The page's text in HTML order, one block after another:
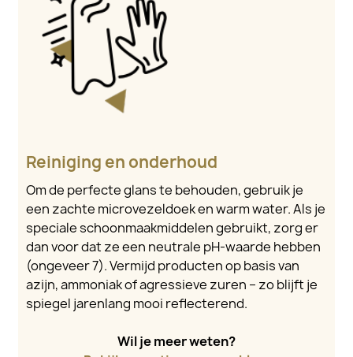
Reiniging en onderhoud
Om de perfecte glans te behouden, gebruik je
een zachte microvezeldoek en warm water. Als je
speciale schoonmaakmiddelen gebruikt, zorg er
dan voor dat ze een neutrale pH-waarde hebben
(ongeveer 7). Vermijd producten op basis van
azijn, ammoniak of agressieve zuren – zo blijft je
spiegel jarenlang mooi reflecterend.
Wil je meer weten?